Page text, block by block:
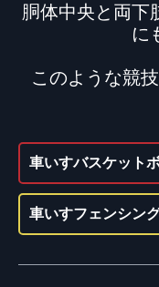
胴体中央と両下
に
このような競
車いすバスケット
車いすフェンシン